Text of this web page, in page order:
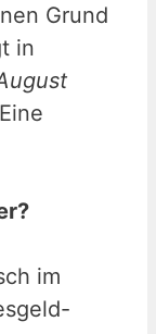
Grund
in
im